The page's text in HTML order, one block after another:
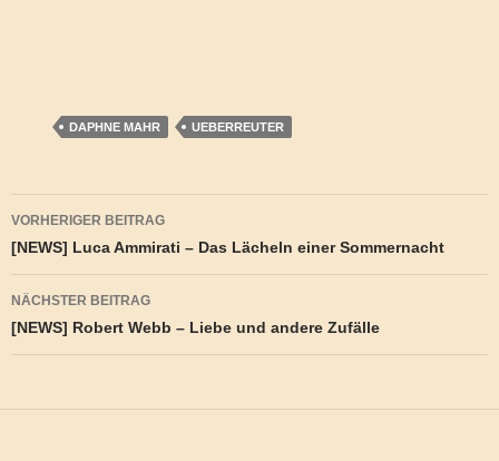
DAPHNE MAHR UEBERREUTER
Beitragsnavigation
VORHERIGER BEITRAG
[NEWS] Luca Ammirati – Das Lächeln einer Sommernacht
NÄCHSTER BEITRAG
[NEWS] Robert Webb – Liebe und andere Zufälle